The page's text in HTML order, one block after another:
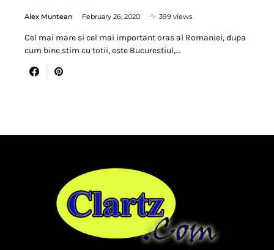
Alex Muntean February 26, 2020 399 views
Cel mai mare si cel mai important oras al Romaniei, dupa
cum bine stim cu totii, este Bucurestiul,…